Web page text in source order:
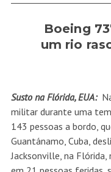
Boeing
um rio
Susto na Flórida, EUA:
militar durante uma
143 pessoas a bordo,
Guantánamo, Cuba,
Jacksonville, na